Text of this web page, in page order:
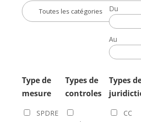
Du
Date
de
la
décision
Au
Date
de
décision
Type de
mesure
SPDRE
Types de
controles
Types
CC